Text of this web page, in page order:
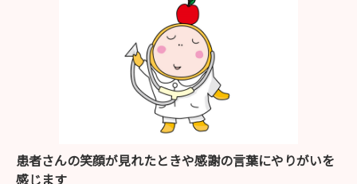
------------------------------------------------------------
------------------------------
大切な情報を見逃さないように、皆様のエントリーをお待
【お問い合わせ】
患者さんの笑顔が見れたときや感謝の言葉にやりがいを
感じます